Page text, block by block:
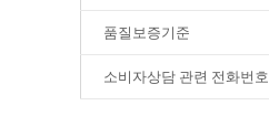
품질보증기준
소비자상담 관련 전화번호